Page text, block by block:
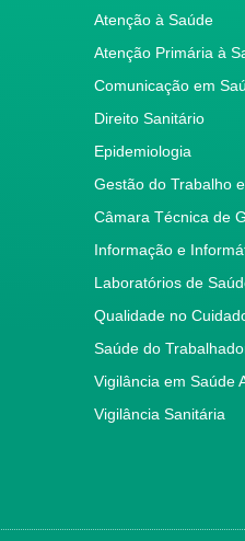
Atenção à Saúde
Atenção Primária à
Comunicação em
Direito Sanitário
Epidemiologia
Gestão do Trabalho
Câmara Técnica de
Informação e
Laboratórios de
Qualidade no
Saúde do
Vigilância em Saúde
Vigilância Sanitária